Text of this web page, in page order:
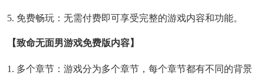
5. 免费畅玩：无需付费即可享受完整的游戏内容和功能。
【致命无面男游戏免费版内容】
1. 多个章节：游戏分为多个章节，每个章节都有不同的背景